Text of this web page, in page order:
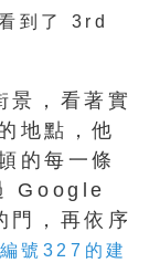
到了 3rd
，看著實
地點，他
的每一條
Google
，再依序
號327的建